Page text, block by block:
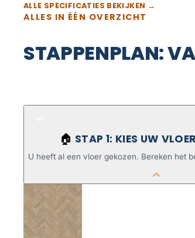
ALLE SPECIFICATIES BEKIJKEN →
ALLES IN ÉÉN OVERZICHT
STAPPENPLAN:
🏠 STAP 1: KIES UW VLOER
U heeft al een vloer gekozen. Bereken het